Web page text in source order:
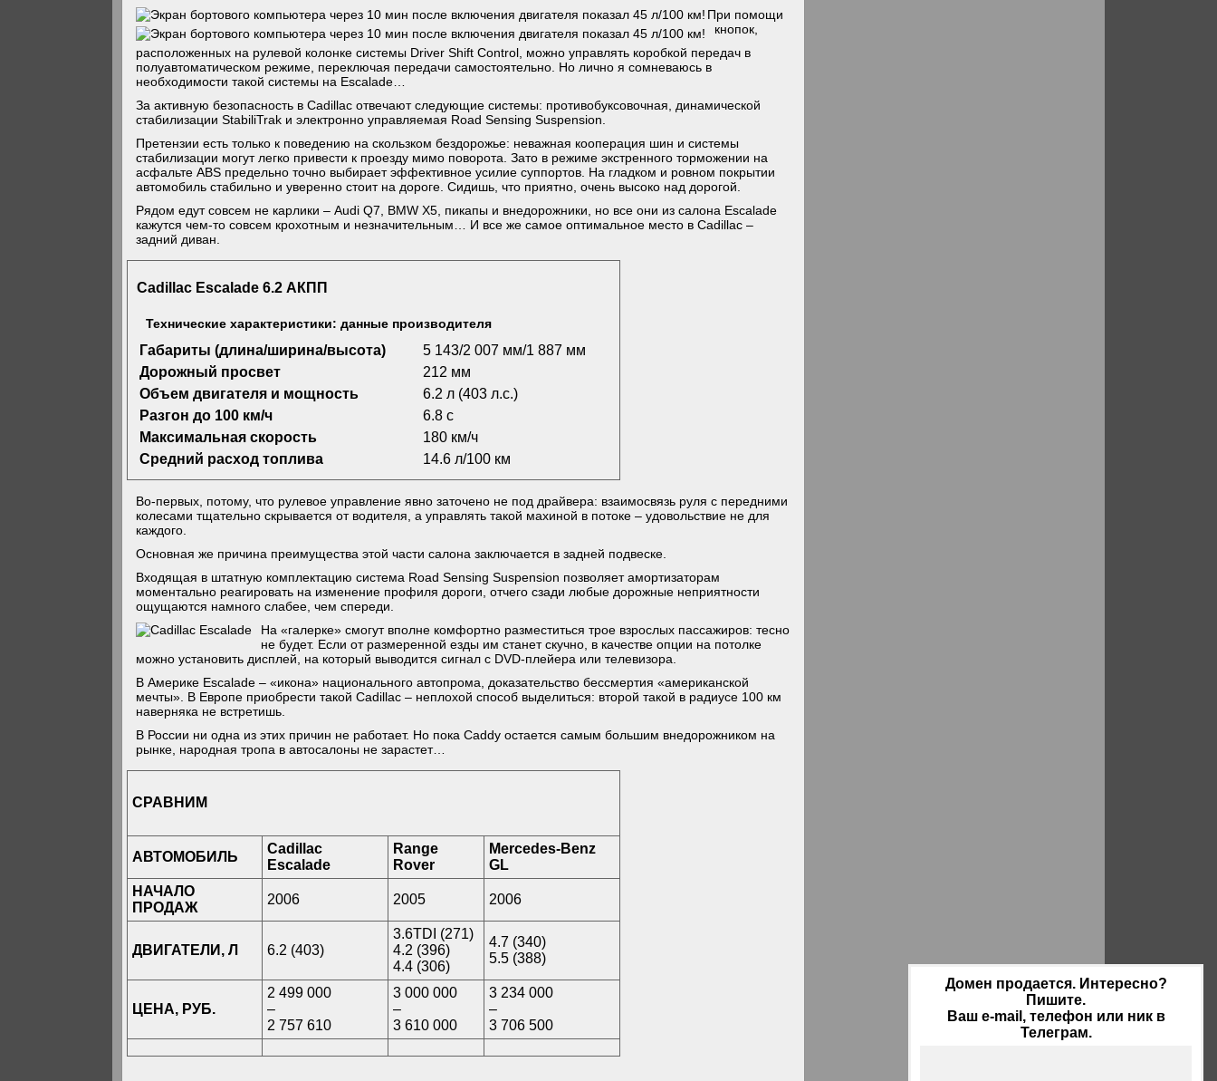
При помощи
кнопок,
расположенных на рулевой колонке системы Driver Shift Control, можно управлять коробкой передач в
полуавтоматическом режиме, переключая передачи самостоятельно. Но лично я сомневаюсь в
необходимости такой системы на Escalade…
За активную безопасность в Cadillac отвечают следующие системы: противобуксовочная, динамической
стабилизации StabiliTrak и электронно управляемая Road Sensing Suspension.
Претензии есть только к поведению на скользком бездорожье: неважная кооперация шин и системы
стабилизации могут легко привести к проезду мимо поворота. Зато в режиме экстренного торможении на
асфальте ABS предельно точно выбирает эффективное усилие суппортов. На гладком и ровном покрытии
автомобиль стабильно и уверенно стоит на дороге. Сидишь, что приятно, очень высоко над дорогой.
Рядом едут совсем не карлики – Audi Q7, BMW X5, пикапы и внедорожники, но все они из салона Escalade
кажутся чем-то совсем крохотным и незначительным… И все же самое оптимальное место в Cadillac –
задний диван.
Cadillac Escalade 6.2 АКПП
Технические характеристики: данные производителя
Габариты (длина/ширина/высота)
5 143/2 007 мм/1 887 мм
Дорожный просвет
212 мм
Объем двигателя и мощность
6.2 л (403 л.с.)
Разгон до 100 км/ч
6.8 с
Максимальная скорость
180 км/ч
Средний расход топлива
14.6 л/100 км
Во-первых, потому, что рулевое управление явно заточено не под драйвера: взаимосвязь руля с передними
колесами тщательно скрывается от водителя, а управлять такой махиной в потоке – удовольствие не для
каждого.
Основная же причина преимущества этой части салона заключается в задней подвеске.
Входящая в штатную комплектацию система Road Sensing Suspension позволяет амортизаторам
моментально реагировать на изменение профиля дороги, отчего сзади любые дорожные неприятности
ощущаются намного слабее, чем спереди.
На «галерке» смогут вполне комфортно разместиться трое взрослых пассажиров: тесно
не будет. Если от размеренной езды им станет скучно, в качестве опции на потолке
можно установить дисплей, на который выводится сигнал с DVD-плейера или телевизора.
В Америке Escalade – «икона» национального автопрома, доказательство бессмертия «американской
мечты». В Европе приобрести такой Cadillac – неплохой способ выделиться: второй такой в радиусе 100 км
наверняка не встретишь.
В России ни одна из этих причин не работает. Но пока Caddy остается самым большим внедорожником на
рынке, народная тропа в автосалоны не зарастет…
СРАВНИМ
АВТОМОБИЛЬ
Cadillac
Escalade
Range
Rover
Mercedes-Benz
GL
НАЧАЛО
ПРОДАЖ
2006 2005 2006
ДВИГАТЕЛИ, Л 6.2 (403)
3.6TDI (271)
4.2 (396)
4.4 (306)
4.7 (340)
5.5 (388)
ЦЕНА, РУБ.
2 499 000
–
2 757 610
3 000 000
–
3 610 000
3 234 000
–
3 706 500
Домен продается. Интересно?
Пишите.
Ваш e-mail, телефон или ник в
Телеграм.